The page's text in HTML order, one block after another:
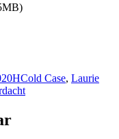
HCold Case, Laurie